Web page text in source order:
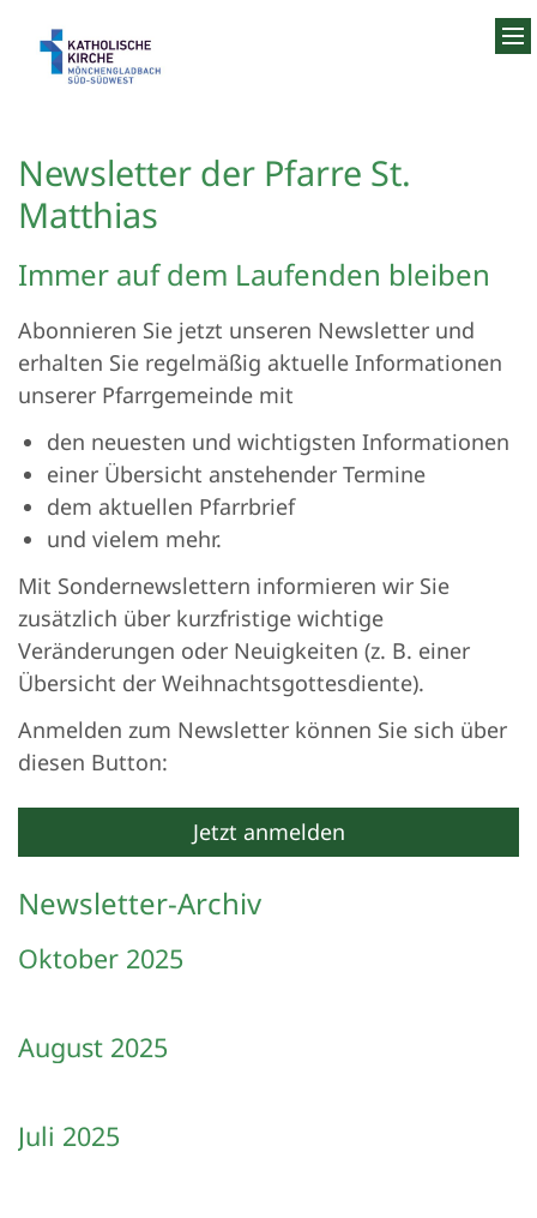
Newsletter der Pfarre St.
Matthias
Immer auf dem Laufenden bleiben
Abonnieren Sie jetzt unseren Newsletter und
erhalten Sie regelmäßig aktuelle Informationen
unserer Pfarrgemeinde mit
den neuesten und wichtigsten Informationen
einer Übersicht anstehender Termine
dem aktuellen Pfarrbrief
und vielem mehr.
Mit Sondernewslettern informieren wir Sie
zusätzlich über kurzfristige wichtige
Veränderungen oder Neuigkeiten (z. B. einer
Übersicht der Weihnachtsgottesdiente).
Anmelden zum Newsletter können Sie sich über
diesen Button:
Jetzt anmelden
Newsletter-Archiv
Oktober 2025
August 2025
Juli 2025